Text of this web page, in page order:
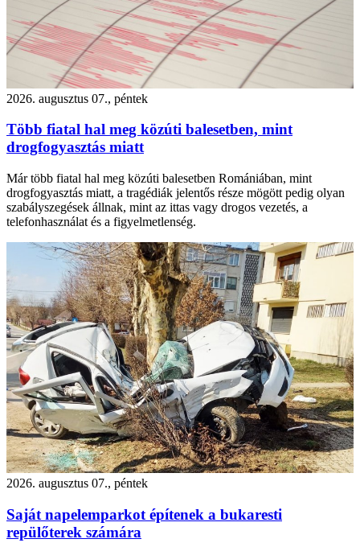
2026. augusztus 07., péntek
Több fiatal hal meg közúti balesetben, mint
drogfogyasztás miatt
Már több fiatal hal meg közúti balesetben Romániában, mint
drogfogyasztás miatt, a tragédiák jelentős része mögött pedig olyan
szabályszegések állnak, mint az ittas vagy drogos vezetés, a
telefonhasználat és a figyelmetlenség.
2026. augusztus 07., péntek
Saját napelemparkot építenek a bukaresti
repülőterek számára